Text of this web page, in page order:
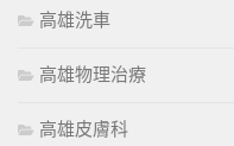
高雄洗車
高雄物理治療
高雄皮膚科